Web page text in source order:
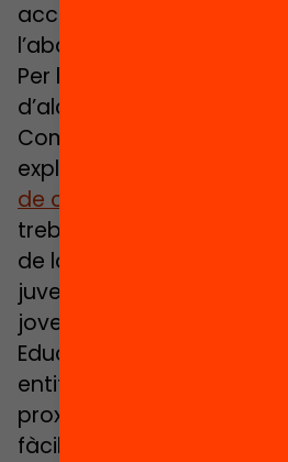
accions que ens ajuden a
l’abandonament”.
Per la seva part, Anna
d’alcaldia de l’Àrea
Comunitat del Prat de
explicar duran una taula
de cloenda de la Setmana
treballem des d’una
de la qual totes les
juvenils poden ser la
joves en un servei de
Educatives (NOE).
entitats colze a colze fa
proximitat amb joves i
fàcil que la que tenim